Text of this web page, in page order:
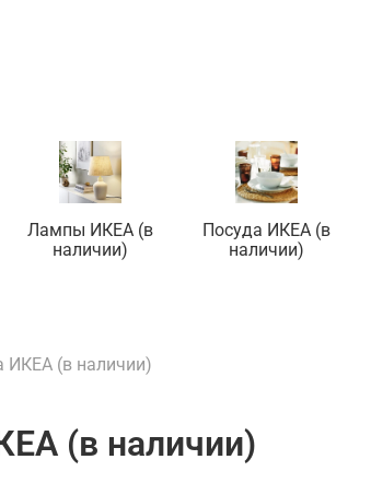
Лампы ИКЕА (в
наличии)
Посуда ИКЕА (в
наличии)
ИКЕА (в наличии)
(в наличии)